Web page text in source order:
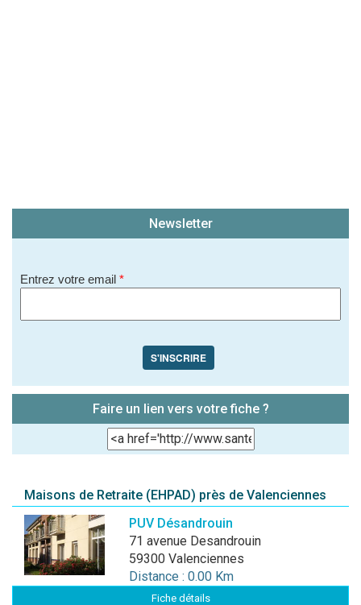
Newsletter
Entrez votre email *
S'INSCRIRE
Faire un lien vers votre fiche ?
Maisons de Retraite (EHPAD) près de Valenciennes
PUV Désandrouin
71 avenue Desandrouin
59300 Valenciennes
Distance : 0.00 Km
Fiche détails